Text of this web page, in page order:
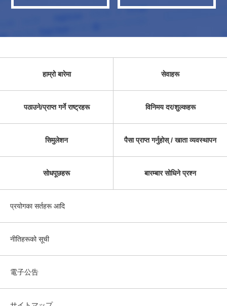
हाम्रो बारेमा सेवाहरू
पठाउने/प्राप्त गर्ने राष्ट्रहरू विनिमय दर/शुल्कहरू
सिमुलेशन पैसा प्राप्त गर्नुहोस् / खाता व्यवस्थापन
सोधपूछहरू बारम्बार सोधिने प्रश्न
प्रयोगका सर्तहरू आदि
नीतिहरूको सूची
電子公告